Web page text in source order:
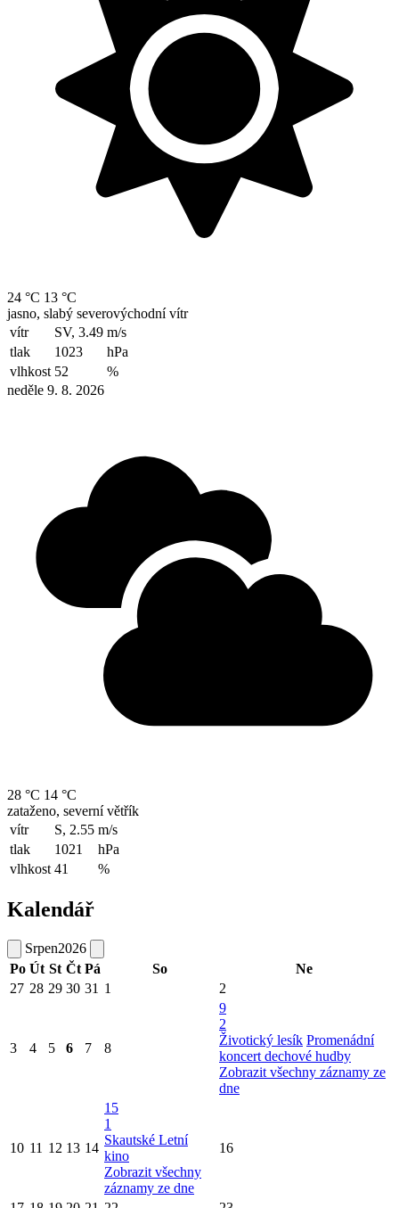
24 °C 13 °C
jasno, slabý severovýchodní vítr
vítr
SV, 3.49 m/s
tlak
1023
hPa
vlhkost 52
%
neděle 9. 8. 2026
28 °C 14 °C
zataženo, severní větřík
vítr
S, 2.55 m/s
tlak
1021
hPa
vlhkost 41 %
Kalendář
Srpen2026
Po Út St Čt Pá So
Ne
27 28 29 30 31 1 2
3 4 5 6 7 8
9
2
Životický lesík Promenádní
koncert dechové hudby
Zobrazit všechny záznamy ze
dne
10 11 12 13 14
15
1
Skautské Letní
kino
Zobrazit všechny
záznamy ze dne
16